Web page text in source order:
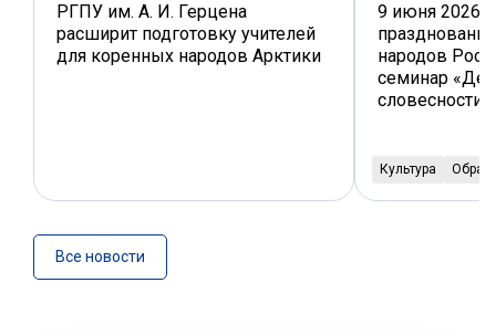
РГПУ им. А. И. Герцена
расширит подготовку учителей
для коренных народов Арктики
9 июня 2026
народов
семинар
словесности»
Культура
Все новости